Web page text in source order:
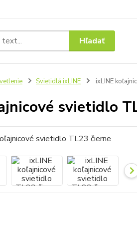
Hľadať
Svietidlá ixLINE ixLINE
svietidlo